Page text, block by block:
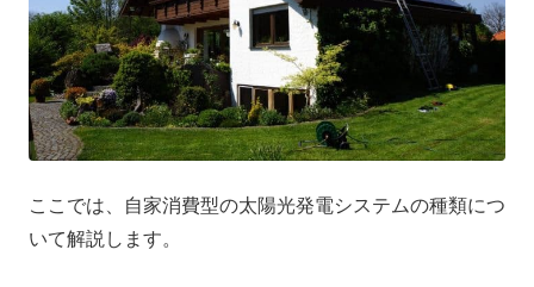
ここでは、自家消費型の太陽光発電システムの種類につ
いて解説します。